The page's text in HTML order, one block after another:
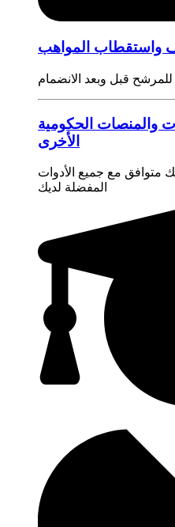
واستقطاب المواهب
للمرشح قبل وبعد الانضمام
والمنصات الحكومية
الأخرى
متوافق مع جميع الأدوات
المفضلة لديك